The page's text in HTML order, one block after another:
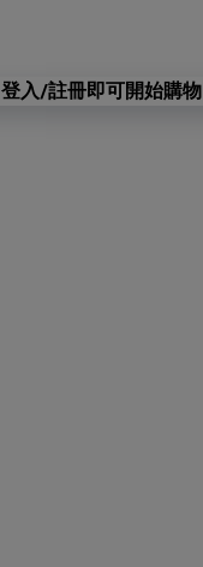
登入/註冊即可開始購物